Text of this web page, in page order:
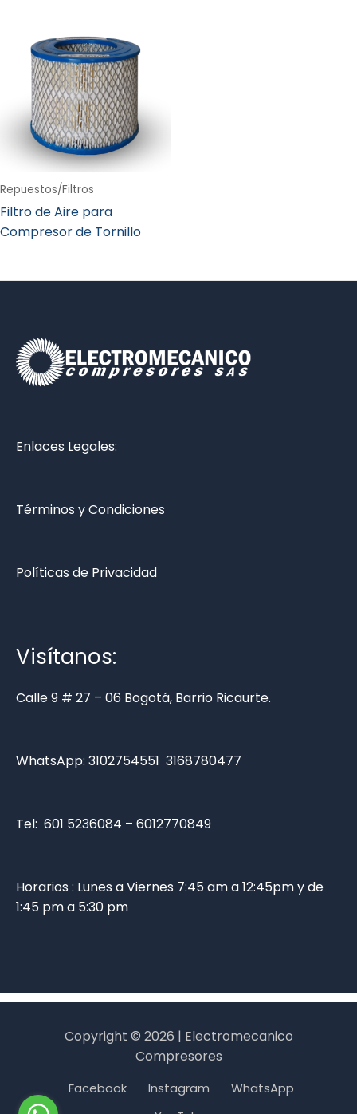
Repuestos/Filtros
Filtro de Aire para
Compresor de Tornillo
Enlaces Legales:
Términos y Condiciones
Políticas de Privacidad
Visítanos:
Calle 9 # 27 – 06 Bogotá, Barrio Ricaurte.
WhatsApp: 3102754551 3168780477
Tel: 601 5236084 – 6012770849
Horarios : Lunes a Viernes 7:45 am a 12:45pm y de
1:45 pm a 5:30 pm
Copyright © 2026 | Electromecanico
Compresores
Facebook Instagram
WhatsApp